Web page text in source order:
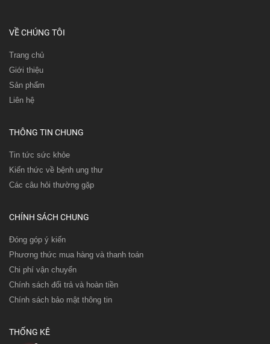
VỀ CHÚNG TÔI
Trang chủ
Giới thiệu
Sản phẩm
Liên hệ
THÔNG TIN CHUNG
Tin tức sức khỏe
Kiến thức về bệnh ung thư
Các câu hỏi thường gặp
CHÍNH SÁCH CHUNG
Đóng góp ý kiến
Phương thức mua hàng và thanh toán
Chi phí vận chuyển
Chính sách đổi trả và hoàn tiền
Chính sách bảo mật thông tin
THỐNG KÊ